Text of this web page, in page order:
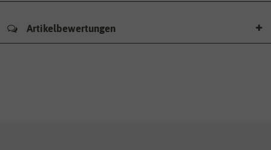
Artikelbewertungen